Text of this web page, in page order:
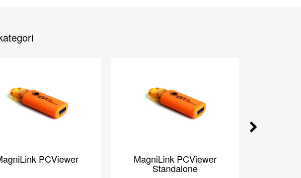
PCViewer MagniLink PCViewer
Standalone